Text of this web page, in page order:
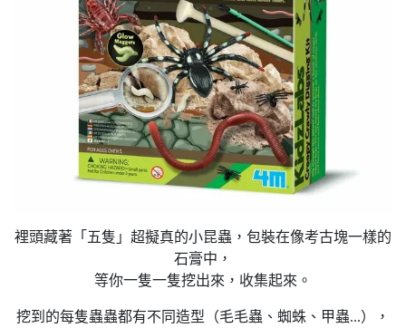
裡頭藏著「五隻」超擬真的小昆蟲，包裝在像考古塊一樣的
石膏中，
等你一隻一隻挖出來，收集起來。
挖到的每隻蟲蟲都有不同造型（毛毛蟲、蜘蛛、甲蟲...），